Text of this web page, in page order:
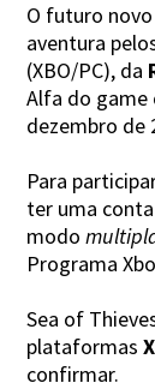
O futuro
aventura
(XBO/PC), da
Alfa do game
dezembro de
Para
ter uma
modo
Programa
Sea of
plataformas
confirmar.